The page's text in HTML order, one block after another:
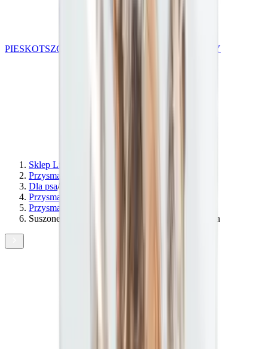
PIESKOTSZCZENIAK KLUB HODOWCY
Sklep Lincoln
Przysmaki funkcjonalne dla psów
Dla psa/
Przysmaki dla psów
Przysmaki dentystyczne dla psa
Suszone uszy królicze z futrem dla psa, szczeniaka